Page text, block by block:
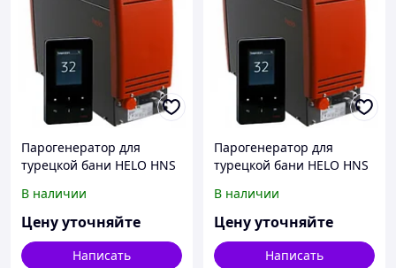
Парогенератор для
турецкой бани HELO HNS
Объем 2.5-5.0 м3.
В наличии
Цену уточняйте
Написать
Парогенератор для
турецкой бани HELO HNS
Объем 5.0-7.0 м3.
В наличии
Цену уточняйте
Написать